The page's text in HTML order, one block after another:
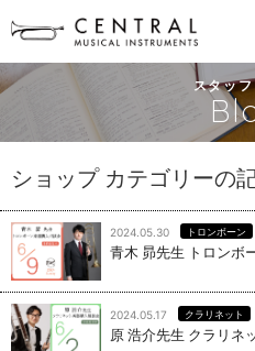
スタッ
ショップ カテゴリーの
2024.05.30 トロンボーン
青木 昴先生 トロンボ
2024.05.17 クラリネット
原 浩介先生 クラリネ